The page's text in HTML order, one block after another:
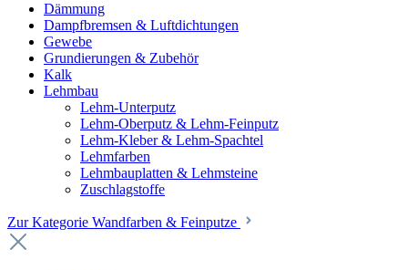
Dämmung
Dampfbremsen & Luftdichtungen
Gewebe
Grundierungen & Zubehör
Kalk
Lehmbau
Lehm-Unterputz
Lehm-Oberputz & Lehm-Feinputz
Lehm-Kleber & Lehm-Spachtel
Lehmfarben
Lehmbauplatten & Lehmsteine
Zuschlagstoffe
Zur Kategorie Wandfarben & Feinputze